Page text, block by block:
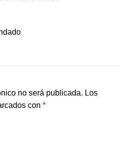
no será publicada. Los
con *